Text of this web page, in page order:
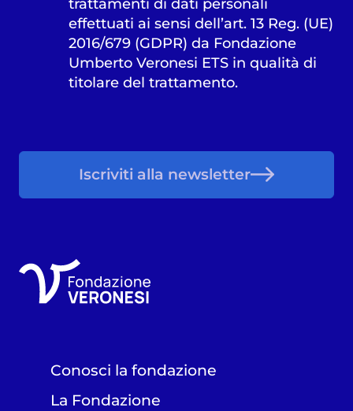
trattamenti di dati personali
effettuati ai sensi dell’art. 13 Reg. (UE)
2016/679 (GDPR) da Fondazione
Umberto Veronesi ETS in qualità di
titolare del trattamento.
Iscriviti alla newsletter
Conosci la fondazione
La Fondazione